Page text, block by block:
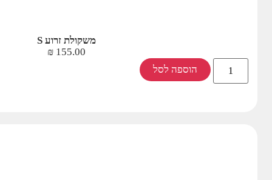
משקולת זרוע S
155.00
₪
הוספה לסל